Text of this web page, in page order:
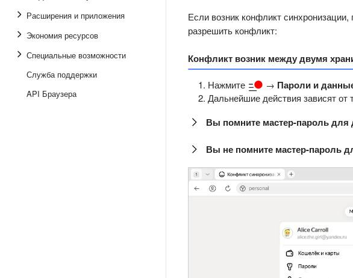
Расширения и приложения
Экономия ресурсов
Специальные возможности
Служба поддержки
API Браузера
Если возник конфликт
разрешить конфликт:
Конфликт возник между двумя
Нажмите → Пароли и
Дальнейшие действия зависят от
Вы помните мастер-пароль для
Вы не помните мастер-пароль